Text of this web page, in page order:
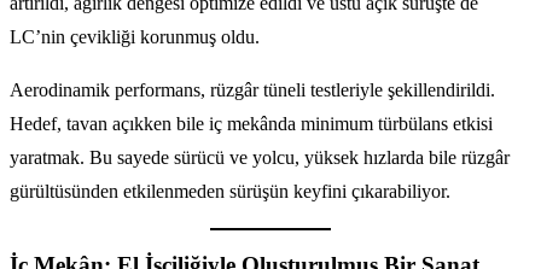
LC’nin çevikliği korunmuş oldu.
Aerodinamik performans, rüzgâr tüneli testleriyle şekillendirildi.
Hedef, tavan açıkken bile iç mekânda minimum türbülans etkisi
yaratmak. Bu sayede sürücü ve yolcu, yüksek hızlarda bile rüzgâr
gürültüsünden etkilenmeden sürüşün keyfini çıkarabiliyor.